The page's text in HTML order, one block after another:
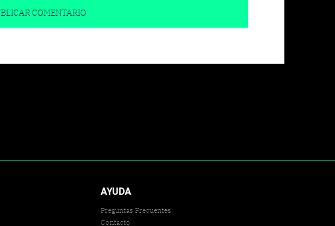
AYUDA
Preguntas Frecuentes
Contacto